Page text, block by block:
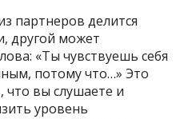
партнеров делится
другой может
«Ты чувствуешь себя
потому что…» Это
что вы слушаете и
уровень